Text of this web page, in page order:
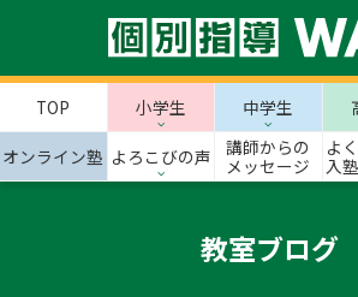
TOP 小学生 中学生
オンライン塾 よろこびの声
講師からの
メッセージ
よ
入
教室ブログ